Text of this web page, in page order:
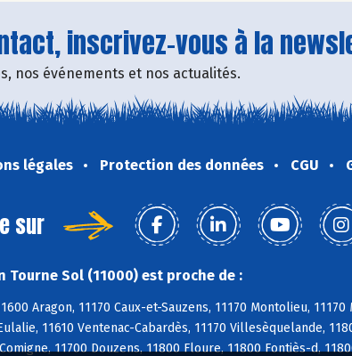
inscrivez-vous à la
nos événements et nos actualités.
légales Protection des données CGU
sur
Tourne Sol (11000) est proche de :
Aragon, 11170 Caux-et-Sauzens, 11170 Montolieu,
11610 Ventenac-Cabardès, 11170 Villesèquelande,
11700 Douzens, 11800 Floure, 11800 Fontiès-d,